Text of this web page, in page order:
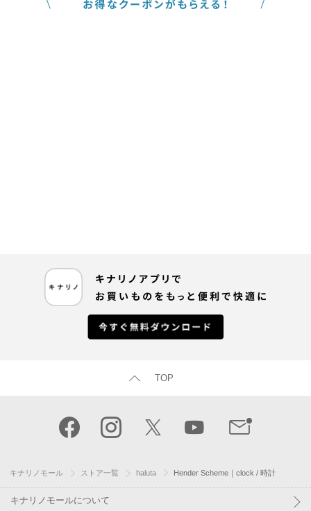
TOP
キナリノモール ストア一覧 haluta Hender Scheme｜clock / 時計
キナリノモールについて